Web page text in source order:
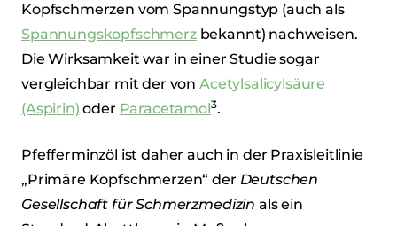
Kopfschmerzen vom Spannungstyp (auch als
Spannungskopfschmerzbekannt) nachweisen.
Die Wirksamkeit war in einer Studie sogar
vergleichbar mit der von Acetylsalicylsäure
(Aspirin) oder Paracetamol3.
Pfefferminzöl ist daher auch in der Praxisleitlinie
„Primäre Kopfschmerzen“ der Deutschen
Gesellschaft für Schmerzmedizin als ein